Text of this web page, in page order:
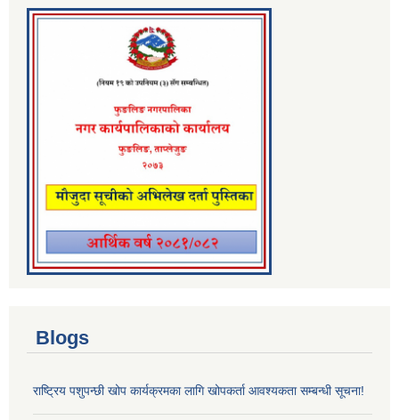
Blogs
राष्ट्रिय पशुपन्छी खोप कार्यक्रमका लागि खोपकर्ता आवश्यकता सम्बन्धी सूचना!